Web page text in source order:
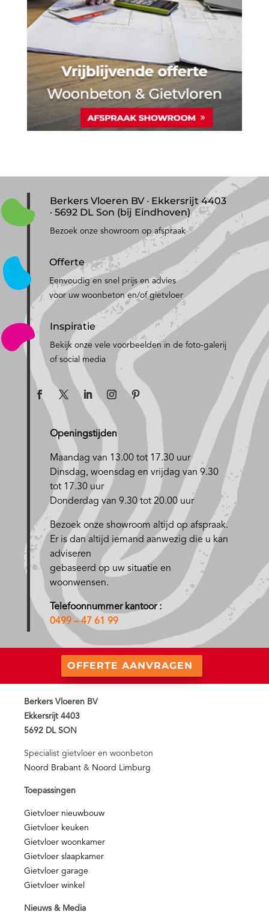
Berkers Vloeren BV · Ekkersrijt 4403
· 5692 DL Son (bij Eindhoven)
Bezoek onze showroom op afspraak
Offerte
Eenvoudig en snel prijs en advies
voor uw woonbeton en/of gietvloer
Inspiratie
Bekijk onze vele voorbeelden in de foto-galerij
of social media
Openingstijden
Maandag van 13.00 tot 17.30 uur
Dinsdag, woensdag en vrijdag van 9.30
tot 17.30 uur
Donderdag van 9.30 tot 20.00 uur
Bezoek onze showroom altijd op afspraak.
Er is dan altijd iemand aanwezig die u kan
adviseren
gebaseerd op uw situatie en
woonwensen.
Telefoonnummer kantoor :
0499 – 47 61 99
OFFERTE AANVRAGEN
Berkers Vloeren BV
Ekkersrijt 4403
5692 DL SON
Specialist gietvloer en woonbeton
Noord Brabant & Noord Limburg
Toepassingen
Gietvloer nieuwbouw
Gietvloer keuken
Gietvloer woonkamer
Gietvloer slaapkamer
Gietvloer garage
Gietvloer winkel
Nieuws & Media